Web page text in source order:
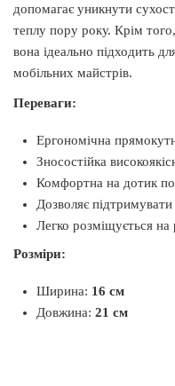
допомагає уникнути
теплу пору року. Крім
вона ідеально підходить
мобільних майстрів.
Переваги:
Ергономічна
Зносостійка
Комфортна на дотик
Дозволяє
Легко розміщується на
Розміри:
Ширина: 16 см
Довжина: 21 см